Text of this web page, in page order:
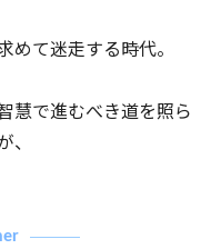
て迷走する時代。
慧で進むべき道を照ら